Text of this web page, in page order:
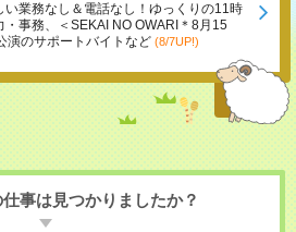
い業務なし＆電話なし！ゆっくりの11時
・事務、＜SEKAI NO OWARI＊8月15
演のサポートバイトなど (8/7UP!)
事は見つかりましたか？